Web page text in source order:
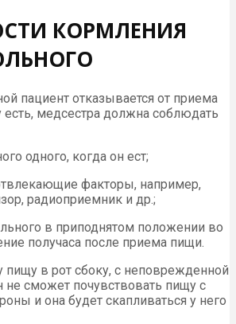
КОРМЛЕНИЯ
пациент отказывается от приема
медсестра должна соблюдать
одного, когда он ест;
факторы, например,
радиоприемник и др.;
в приподнятом положении во
получаса после приема пищи.
пищу в рот сбоку, с неповрежденной
не сможет почувствовать пищу с
и она будет скапливаться у него